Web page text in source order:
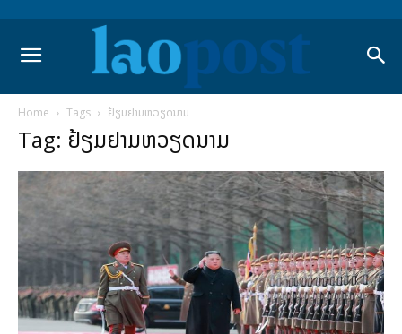
Home Tags ຢ້ຽມຢາມຫວຽດນາມ
Tag: ຢ້ຽມຢາມຫວຽດນາມ